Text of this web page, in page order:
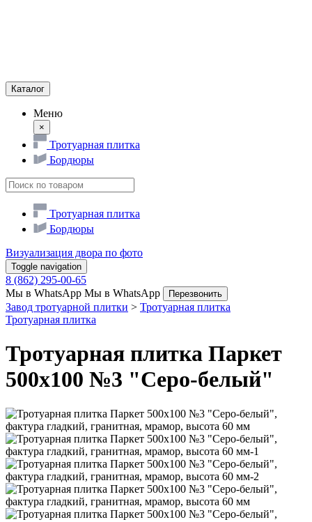
Каталог
Меню
×
Тротуарная плитка
Бордюры
Тротуарная плитка
Бордюры
Визуализация двора по фото
Toggle navigation
8 (862) 295-00-65
Мы в WhatsApp Мы в WhatsApp Перезвонить
Завод тротуарной плитки > Тротуарная плитка
Тротуарная плитка
Тротуарная плитка Паркет
500х100 №3 "Серо-белый"